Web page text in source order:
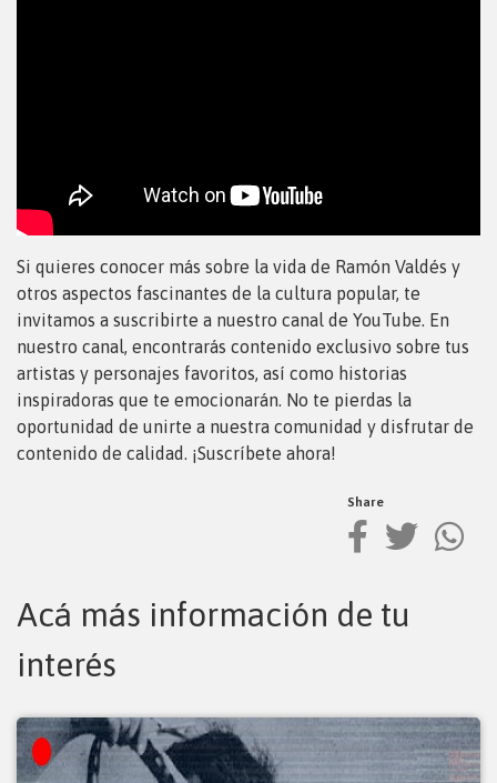
Si quieres conocer más sobre la vida de Ramón Valdés y
otros aspectos fascinantes de la cultura popular, te
invitamos a suscribirte a nuestro canal de YouTube. En
nuestro canal, encontrarás contenido exclusivo sobre tus
artistas y personajes favoritos, así como historias
inspiradoras que te emocionarán. No te pierdas la
oportunidad de unirte a nuestra comunidad y disfrutar de
contenido de calidad. ¡Suscríbete ahora!
Share
Acá más información de tu
interés